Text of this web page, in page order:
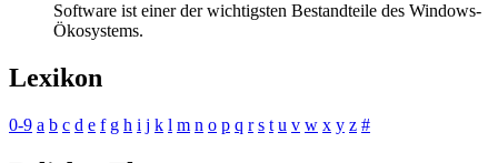
Software ist einer der wichtigsten Bestandteile des Windows-
Ökosystems.
Lexikon
0-9 a b c d e f g h i j k l m n o p q r s t u v w x y z #